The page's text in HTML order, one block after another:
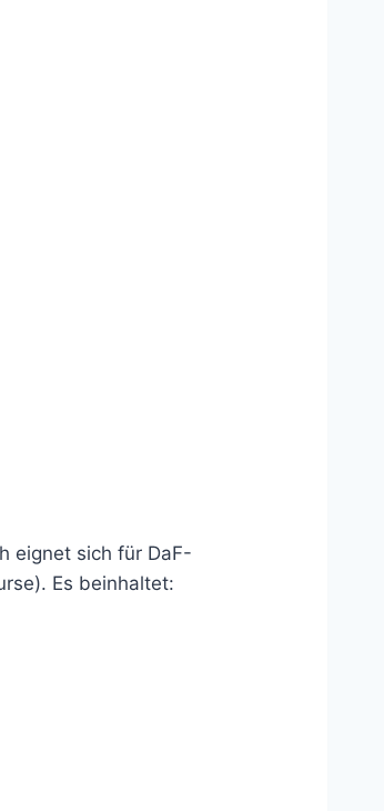
eignet sich für DaF-
Es beinhaltet: